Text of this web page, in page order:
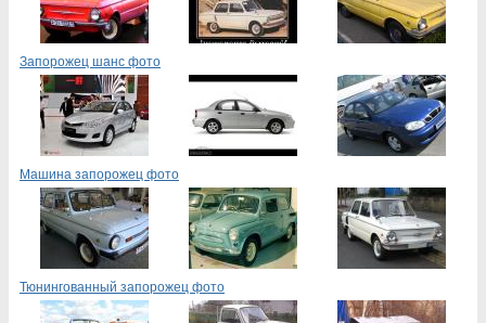
Запорожец шанс фото
Машина запорожец фото
Тюнингованный запорожец фото